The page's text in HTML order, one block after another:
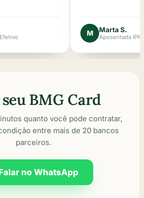
M Marta S.
Aposentada
BMG Card
quanto você pode contratar,
entre mais de 20 bancos
parceiros.
no WhatsApp